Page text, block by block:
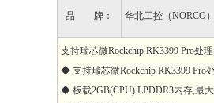
品 牌： 华北工控（NORCO）
支持瑞芯微Rockchip RK3399 Pro处
◆ 支持瑞芯微Rockchip RK3399 Pro
◆ 板载2GB(CPU) LPDDR3内存,最